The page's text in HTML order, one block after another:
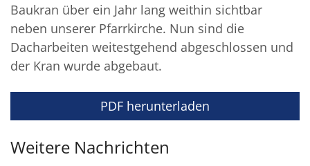
Baukran über ein Jahr lang weithin sichtbar
neben unserer Pfarrkirche. Nun sind die
Dacharbeiten weitestgehend abgeschlossen und
der Kran wurde abgebaut.
PDF herunterladen
Weitere Nachrichten